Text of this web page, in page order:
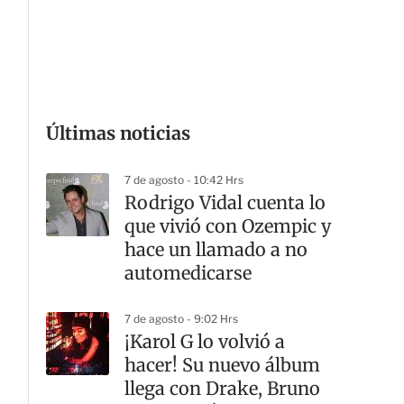
Últimas noticias
7 de agosto - 10:42 Hrs
Rodrigo Vidal cuenta lo
que vivió con Ozempic y
hace un llamado a no
automedicarse
7 de agosto - 9:02 Hrs
¡Karol G lo volvió a
hacer! Su nuevo álbum
llega con Drake, Bruno